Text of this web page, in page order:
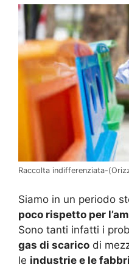
Raccolta indifferenziata-
Siamo in un periodo
poco rispetto per
Sono tanti infatti i
gas di scarico di
le industrie e le